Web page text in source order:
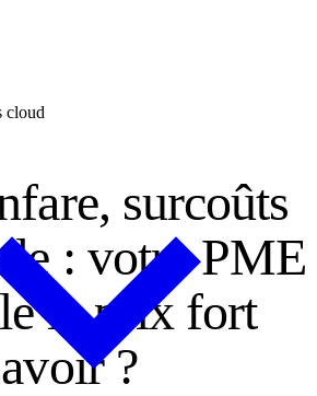
cloud
fare, surcoûts
de : votre PME
le l e prix fort
avoir ?